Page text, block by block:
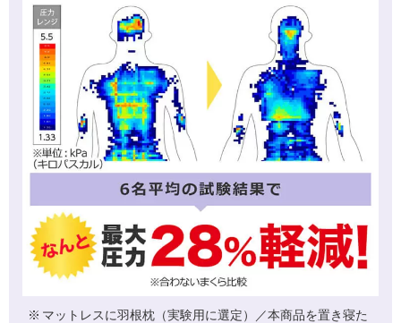
マットレスに羽根枕（実験用に選定）／本商品を置き寝た